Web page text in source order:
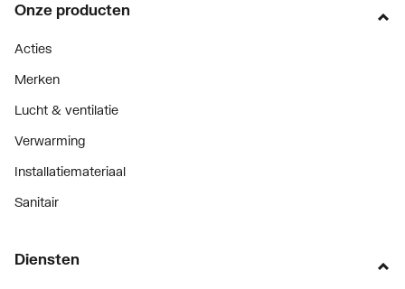
Onze producten
Acties
Merken
Lucht & ventilatie
Verwarming
Installatiemateriaal
Sanitair
Diensten